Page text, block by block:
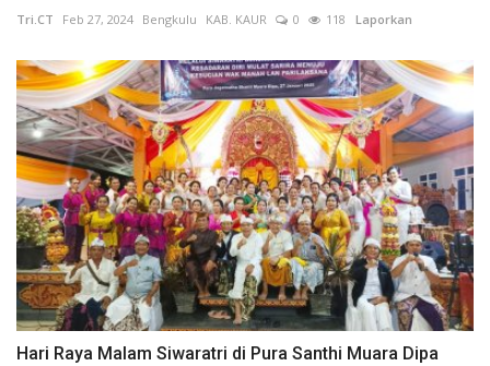
Tri.CT Feb 27, 2024 Bengkulu KAB. KAUR 0 118 Laporkan
Hari Raya Malam Siwaratri di Pura Santhi Muara Dipa